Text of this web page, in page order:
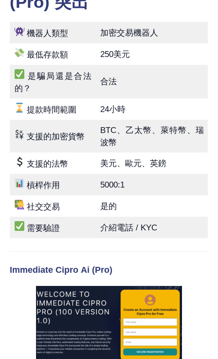
機器人類型 加密交易機器人
最低存款額 250美元
是騙局還是合法
的？
合法
提款時間範圍 24小時
支援的加密貨幣
BTC、乙太幣、萊特幣、瑞
波幣
支援的法幣 美元、歐元、英鎊
槓桿作用 5000:1
社交交易 是的
需要驗證 介紹電話 / KYC
Immediate Cipro Ai (Pro)